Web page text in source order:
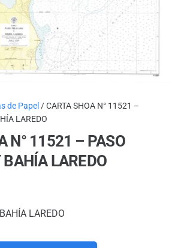
de Papel / CARTA SHOA N° 11521 –
LAREDO
N° 11521 – PASO
LAREDO
LAREDO